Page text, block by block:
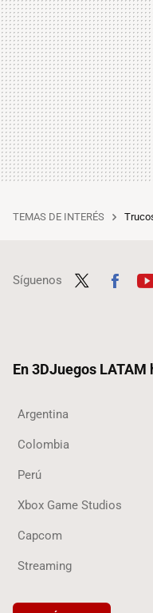
TEMAS DE INTERÉS
Síguenos
En 3DJuegos
Argentina
Colombia
Perú
Xbox Game Studios
Capcom
Streaming